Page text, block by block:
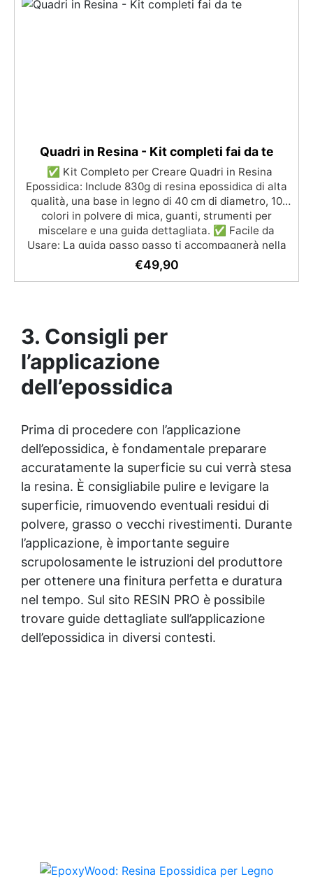
Quadri in Resina - Kit completi fai da te
✅ Kit Completo per Creare Quadri in Resina
Epossidica: Include 830g di resina epossidica di alta
qualità, una base in legno di 40 cm di diametro, 10
colori in polvere di mica, guanti, strumenti per
miscelare e una guida dettagliata. ✅ Facile da
Usare: La guida passo passo ti accompagnerà nella
creazione di opere d’arte straordinarie, dal mixaggio
della resina alla stratificazione dei colori. ✅ Arte
saranno ideali per decorare la casa, l'ufficio o come
regalo speciale per amici e familiari. ✅ Risultati
Professionali: Grazie alla miscelazione precisa e agli
strumenti inclusi, otterrai un effetto finale da vera
opera d'arte.
€49,90
3. Consigli per
l’applicazione
dell’epossidica
Prima di procedere con l’applicazione
dell’epossidica, è fondamentale preparare
accuratamente la superficie su cui verrà stesa
la resina. È consigliabile pulire e levigare la
superficie, rimuovendo eventuali residui di
polvere, grasso o vecchi rivestimenti. Durante
l’applicazione, è importante seguire
scrupolosamente le istruzioni del produttore
per ottenere una finitura perfetta e duratura
nel tempo. Sul sito RESIN PRO è possibile
trovare guide dettagliate sull’applicazione
dell’epossidica in diversi contesti.